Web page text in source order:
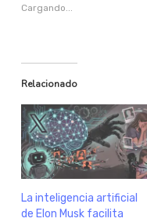
Cargando...
Relacionado
La inteligencia artificial
de Elon Musk facilita